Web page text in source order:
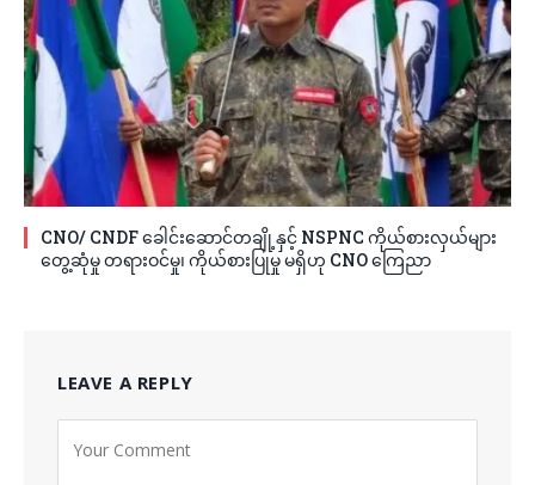
CNO/ CNDF ခေါင်းဆောင်တချို့နှင့် NSPNC ကိုယ်စားလှယ်များ
တွေ့ဆုံမှု တရားဝင်မှု၊ ကိုယ်စားပြုမှု မရှိဟု CNO ကြေညာ
LEAVE A REPLY